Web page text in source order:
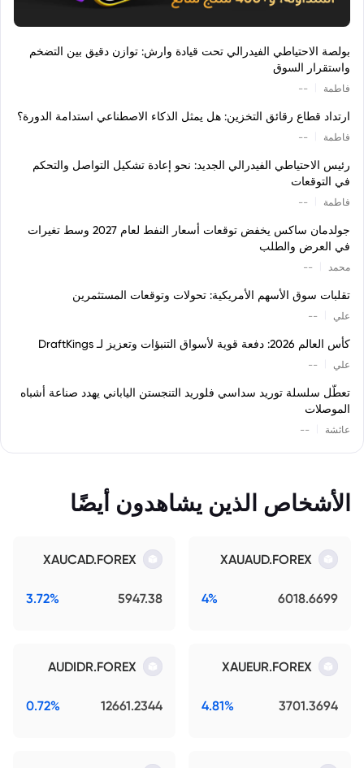
بولصة الاحتياطي الفيدرالي تحت قيادة وارش: توازن دقيق بين التضخم
واستقرار السوق
فاطمة --
ارتداد قطاع رقائق التخزين: هل يمثل الذكاء الاصطناعي استدامة الدورة؟
فاطمة --
رئيس الاحتياطي الفيدرالي الجديد: نحو إعادة تشكيل التواصل والتحكم
في التوقعات
فاطمة --
جولدمان ساكس يخفض توقعات أسعار النفط لعام 2027 وسط تغيرات
في العرض والطلب
محمد --
تقلبات سوق الأسهم الأمريكية: تحولات وتوقعات المستثمرين
علي --
كأس العالم 2026: دفعة قوية لأسواق التنبؤات وتعزيز لـ DraftKings
علي --
تعطّل سلسلة توريد سداسي فلوريد التنجستن الياباني يهدد صناعة أشباه
الموصلات
عائشة --
الأشخاص الذين يشاهدون أيضًا
XAUAUD.FOREX
6018.6699
4%
XAUCAD.FOREX
5947.38
3.72%
XAUEUR.FOREX
3701.3694
4.81%
AUDIDR.FOREX
12661.2344
0.72%